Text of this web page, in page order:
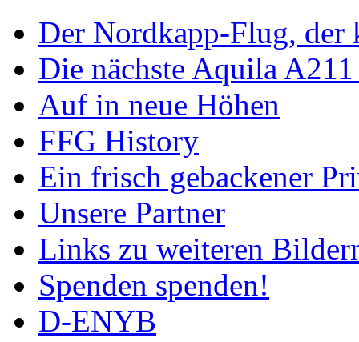
Der Nordkapp-Flug, der
Die nächste Aquila
Auf in neue Höhen
FFG History
Ein frisch gebackener
Unsere Partner
Links zu weiteren
Spenden spenden!
D-ENYB